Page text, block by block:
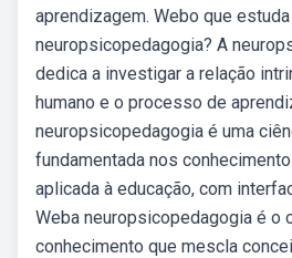
aprendizagem. Webo que
neuropsicopedagogia? A
dedica a investigar a relação
humano e o processo de
neuropsicopedagogia é uma
fundamentada nos
aplicada à educação, com
Weba neuropsicopedagogia é o
conhecimento que mescla